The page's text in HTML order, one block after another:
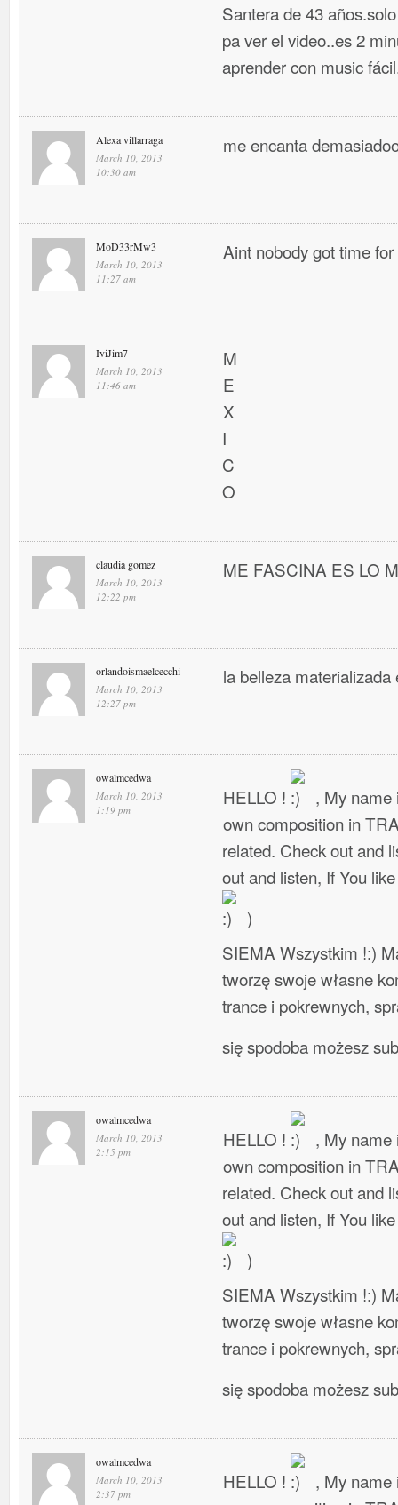
Santera de 43
pa ver el video..es 2
aprender con music
Alexa villarraga
March 10, 2013
10:30 am
me encanta
MoD33rMw3
March 10, 2013
11:27 am
Aint nobody got time for
IviJim7
March 10, 2013
11:46 am
M
E
X
I
C
O
claudia gomez
March 10, 2013
12:22 pm
ME FASCINA ES LO
orlandoismaelcecchi
March 10, 2013
12:27 pm
la belleza materializada
owalmcedwa
March 10, 2013
1:19 pm
HELLO !
, My name
own composition in
related. Check out and
out and listen, If You
)
SIEMA Wszystkim !:)
tworzę swoje własne
trance i pokrewnych,
się spodoba możesz
owalmcedwa
March 10, 2013
2:15 pm
HELLO !
, My name
own composition in
related. Check out and
out and listen, If You
)
SIEMA Wszystkim !:)
tworzę swoje własne
trance i pokrewnych,
się spodoba możesz
owalmcedwa
March 10, 2013
2:37 pm
HELLO !
, My name